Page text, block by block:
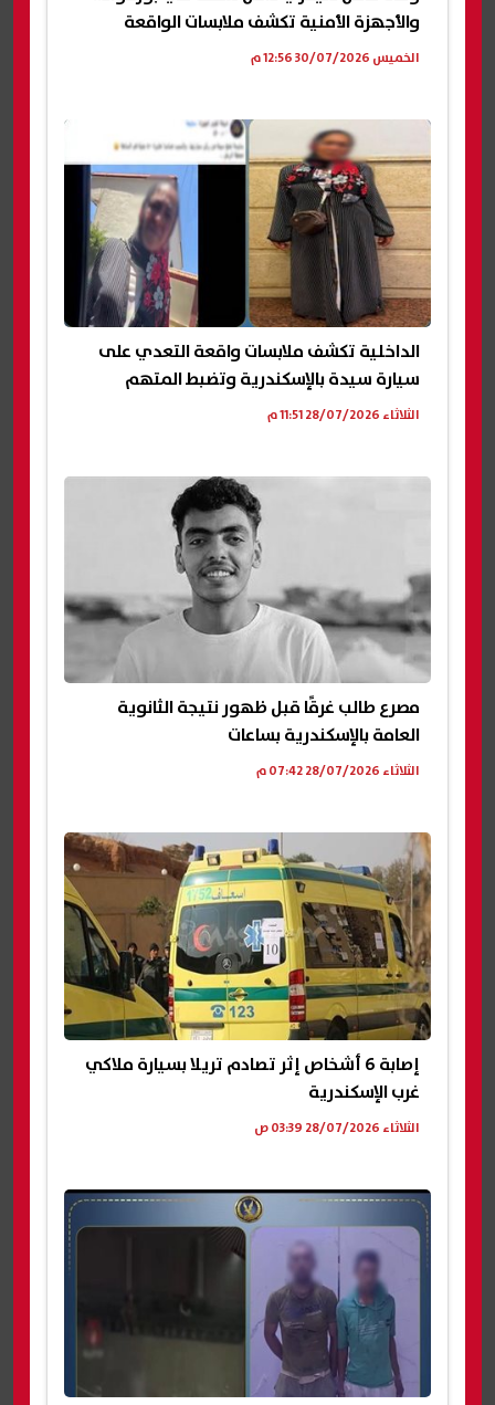
والأجهزة الأمنية تكشف ملابسات الواقعة
الخميس 30/07/2026 12:56 م
الداخلية تكشف ملابسات واقعة التعدي على
سيارة سيدة بالإسكندرية وتضبط المتهم
الثلاثاء 28/07/2026 11:51 م
مصرع طالب غرقًا قبل ظهور نتيجة الثانوية
العامة بالإسكندرية بساعات
الثلاثاء 28/07/2026 07:42 م
إصابة 6 أشخاص إثر تصادم تريلا بسيارة ملاكي
غرب الإسكندرية
الثلاثاء 28/07/2026 03:39 ص